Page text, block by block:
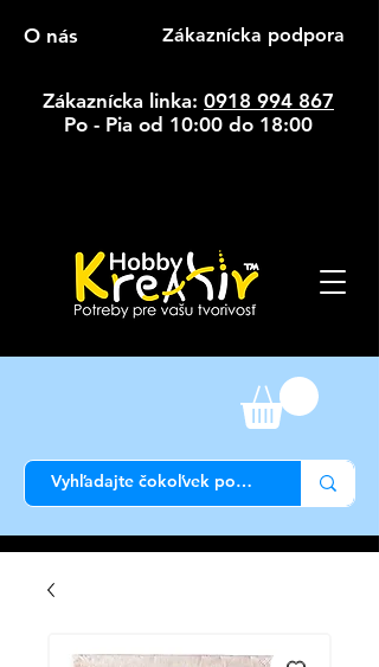
O nás Zákaznícka podpora
Zákaznícka linka: 0918 994 867
Po - Pia od 10:00 do 18:00